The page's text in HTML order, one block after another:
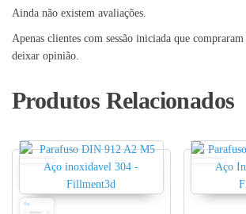
Ainda não existem avaliações.
Apenas clientes com sessão iniciada que
deixar opinião.
Produtos Relacionados